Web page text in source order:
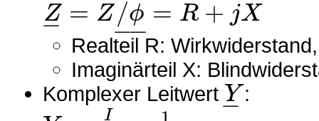
Z
− = Z/ϕ
−−= R + jX
Realteil R:
Imaginärteil X:
Komplexer Leitwert Y
− :
I